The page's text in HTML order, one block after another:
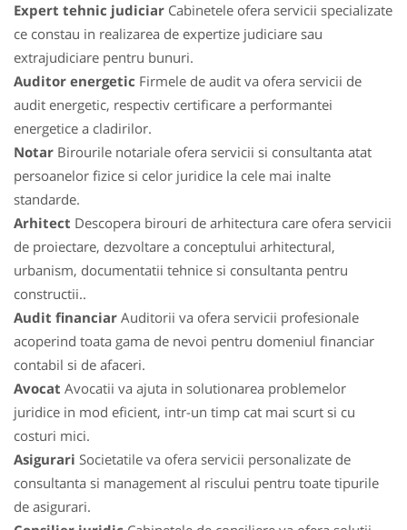
Expert tehnic judiciar Cabinetele ofera servicii specializate
ce constau in realizarea de expertize judiciare sau
extrajudiciare pentru bunuri.
Auditor energetic Firmele de audit va ofera servicii de
audit energetic, respectiv certificare a performantei
energetice a cladirilor.
Notar Birourile notariale ofera servicii si consultanta atat
persoanelor fizice si celor juridice la cele mai inalte
standarde.
Arhitect Descopera birouri de arhitectura care ofera servicii
de proiectare, dezvoltare a conceptului arhitectural,
urbanism, documentatii tehnice si consultanta pentru
constructii..
Audit financiar Auditorii va ofera servicii profesionale
acoperind toata gama de nevoi pentru domeniul financiar
contabil si de afaceri.
Avocat Avocatii va ajuta in solutionarea problemelor
juridice in mod eficient, intr-un timp cat mai scurt si cu
costuri mici.
Asigurari Societatile va ofera servicii personalizate de
consultanta si management al riscului pentru toate tipurile
de asigurari.